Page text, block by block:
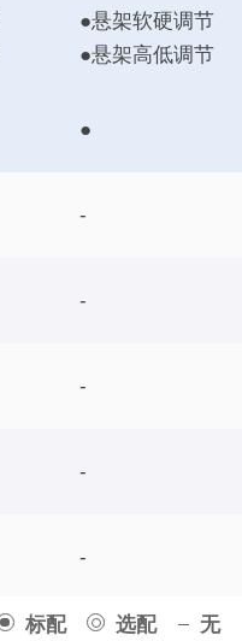
标配 选配 无
●悬架软硬调节
●悬架高低调节
●
-
-
-
-
-